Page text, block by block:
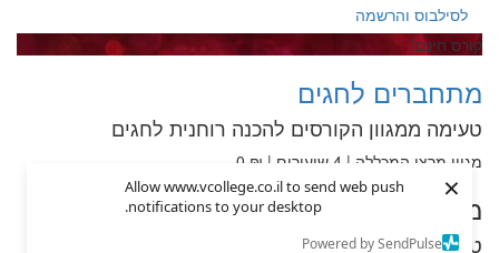
Allow www.vcollege.co.il to send web push
notifications to your desktop.
Powered by SendPulse
×
לסילבוס והרשמה
קורס חינם!
מתחברים לחגים
טעימה ממגוון הקורסים להכנה רוחנית לחגים
מגוון מרצי המכללה | 4 שיעורים | ₪ 0
מתחברים לחגים
טעימה ממגוון הקורסים להכנה רוחנית לחגים